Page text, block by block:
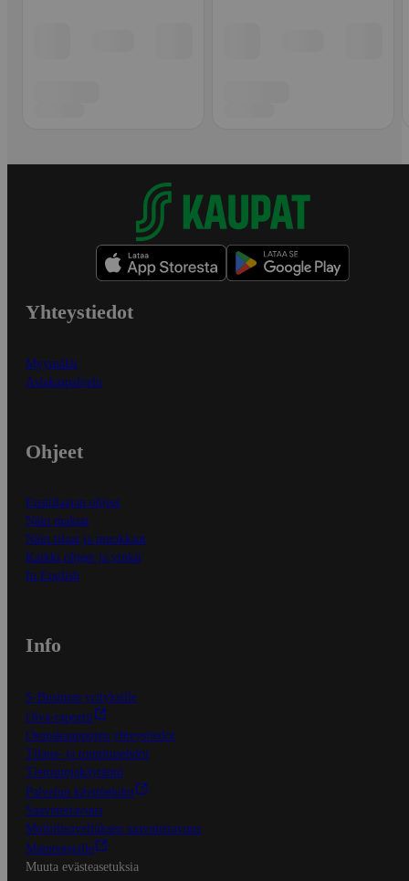
Yhteystiedot
Myymälät
Asiakaspalvelu
Ohjeet
Ensitilaajan ohjeet
Näin maksat
Näin tilaat ja muokkaat
Kaikki ohjeet ja vinkit
In English
Info
S-Business yrityksille
Oiva-raportit
Osuuskauppojen yhteystiedot
Tilaus- ja toimitusehdot
Tietosuojakäytäntö
Palvelun käyttöehdot
Saavutettavuus
Mobiilisovelluksen saavutettavuus
Mainostajalle
Muuta evästeasetuksia